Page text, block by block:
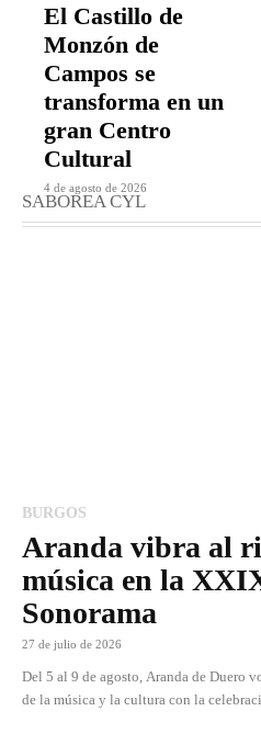
El Castillo de
Monzón de
Campos se
transforma en un
gran Centro
Cultural
4 de agosto de 2026
SABOREA CYL
BURGOS
Aranda vibra al
música en la
Sonorama
27 de julio de 2026
Del 5 al 9 de agosto, Aranda de Duero
de la música y la cultura con la